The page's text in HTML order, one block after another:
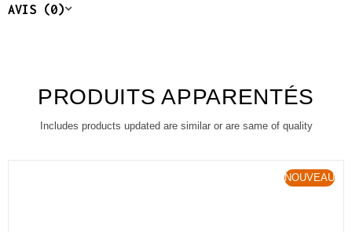
AVIS (0)
PRODUITS APPARENTÉS
Includes products updated are similar or are same of quality
NOUVEAU